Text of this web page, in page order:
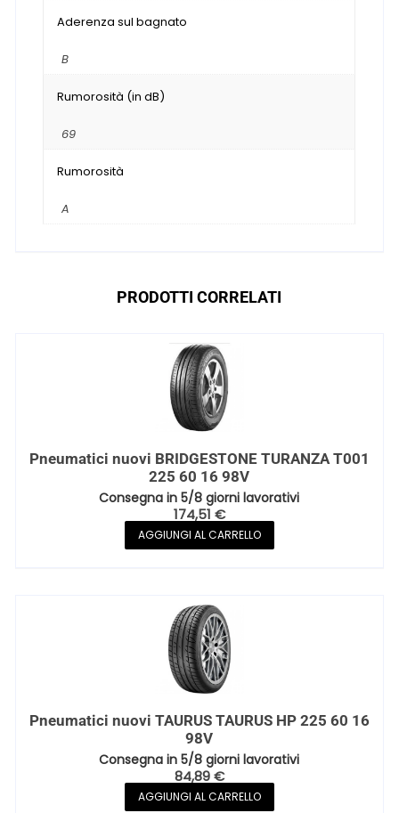
Aderenza sul bagnato
B
Rumorosità (in dB)
69
Rumorosità
A
PRODOTTI CORRELATI
Pneumatici nuovi BRIDGESTONE TURANZA T001
225 60 16 98V
Consegna in 5/8 giorni lavorativi
174,51 €
AGGIUNGI AL CARRELLO
Pneumatici nuovi TAURUS TAURUS HP 225 60 16
98V
Consegna in 5/8 giorni lavorativi
84,89€
AGGIUNGI AL CARRELLO